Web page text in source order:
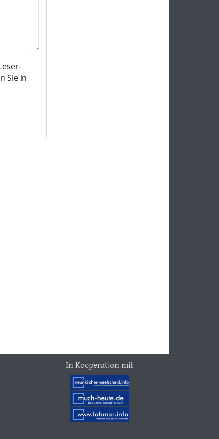
Sie in
In Kooperation mit